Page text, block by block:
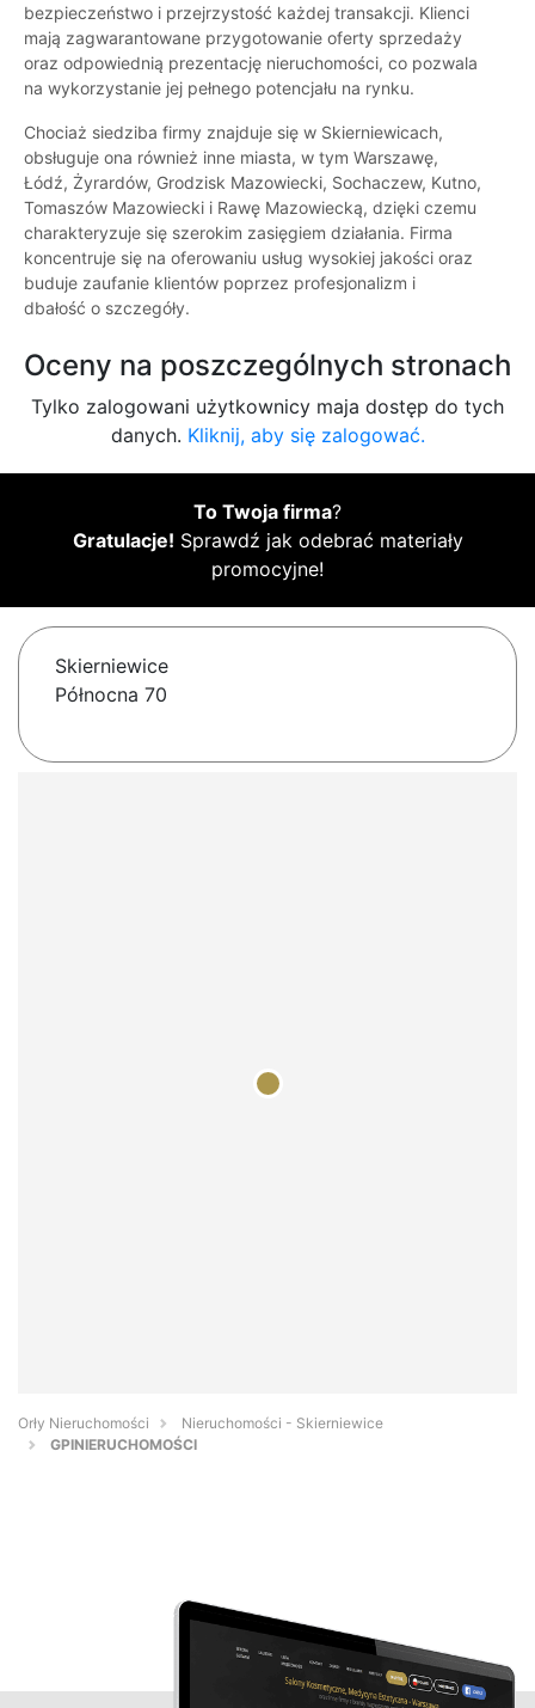
bezpieczeństwo i przejrzystość każdej transakcji. Klienci
mają zagwarantowane przygotowanie oferty sprzedaży
oraz odpowiednią prezentację nieruchomości, co pozwala
na wykorzystanie jej pełnego potencjału na rynku.
Chociaż siedziba firmy znajduje się w Skierniewicach,
obsługuje ona również inne miasta, w tym Warszawę,
Łódź, Żyrardów, Grodzisk Mazowiecki, Sochaczew, Kutno,
Tomaszów Mazowiecki i Rawę Mazowiecką, dzięki czemu
charakteryzuje się szerokim zasięgiem działania. Firma
koncentruje się na oferowaniu usług wysokiej jakości oraz
buduje zaufanie klientów poprzez profesjonalizm i
dbałość o szczegóły.
Oceny na poszczególnych stronach
Tylko zalogowani użytkownicy maja dostęp do tych
danych. Kliknij, aby się zalogować.
To Twoja firma?
Gratulacje! Sprawdź jak odebrać materiały
promocyjne!
Skierniewice
Północna 70
Orły Nieruchomości
Nieruchomości - Skierniewice
GPINIERUCHOMOŚCI